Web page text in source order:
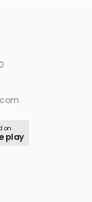
on
play